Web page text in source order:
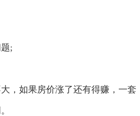
;
，如果房价涨了还有得赚，一套